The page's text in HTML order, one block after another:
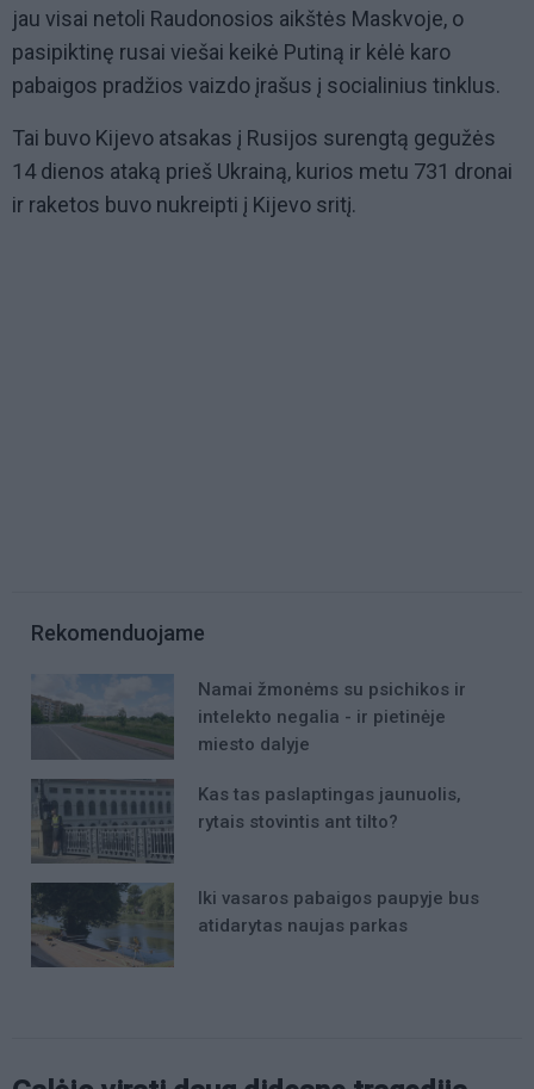
jau visai netoli Raudonosios aikštės Maskvoje, o
pasipiktinę rusai viešai keikė Putiną ir kėlė karo
pabaigos pradžios vaizdo įrašus į socialinius tinklus.
Tai buvo Kijevo atsakas į Rusijos surengtą gegužės
14 dienos ataką prieš Ukrainą, kurios metu 731 dronai
ir raketos buvo nukreipti į Kijevo sritį.
Rekomenduojame
Namai žmonėms su psichikos ir
intelekto negalia - ir pietinėje
miesto dalyje
Kas tas paslaptingas jaunuolis,
rytais stovintis ant tilto?
Iki vasaros pabaigos paupyje bus
atidarytas naujas parkas